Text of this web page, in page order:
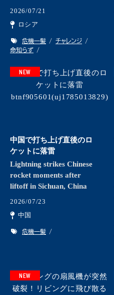
2026/07/21
ロシア
危機一髪
チャレンジ
命知らず
NEW
中国で打ち上げ直後のロ
ケットに落雷
Lightning strikes Chinese
rocket moments after
liftoff in Sichuan, China
2026/07/23
中国
危機一髪
NEW